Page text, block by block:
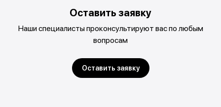
Оставить заявку
Наши специалисты проконсультируют вас по любым
вопросам
Оставить заявку